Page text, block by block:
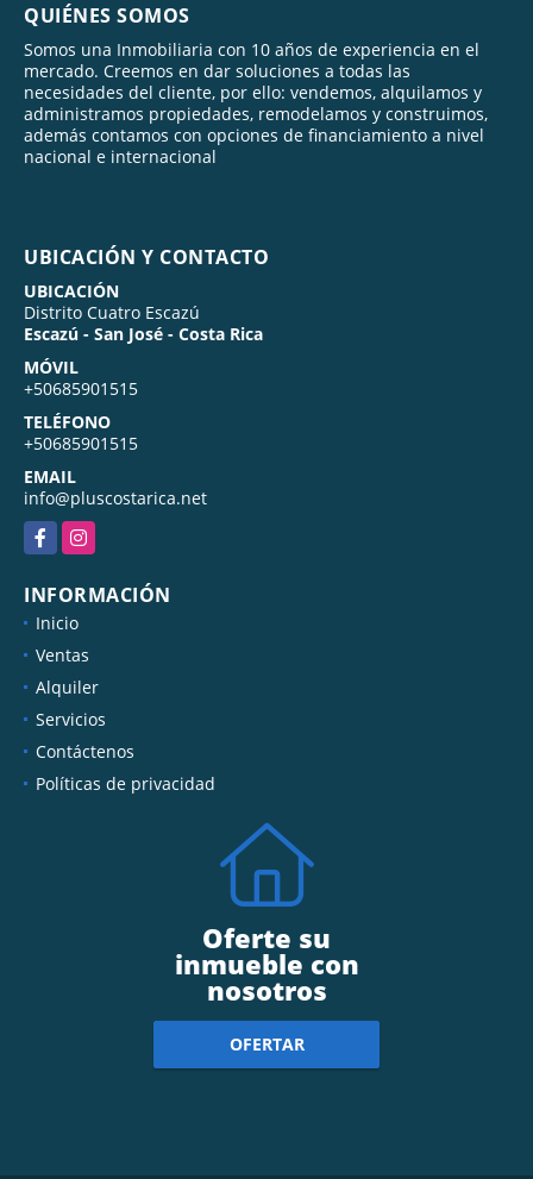
QUIÉNES SOMOS
Somos una Inmobiliaria con 10 años de experiencia en el
mercado. Creemos en dar soluciones a todas las
necesidades del cliente, por ello: vendemos, alquilamos y
administramos propiedades, remodelamos y construimos,
además contamos con opciones de financiamiento a nivel
nacional e internacional
UBICACIÓN Y CONTACTO
UBICACIÓN
Distrito Cuatro Escazú
Escazú - San José - Costa Rica
MÓVIL
+50685901515
TELÉFONO
+50685901515
EMAIL
info@pluscostarica.net
FacebookInstagram
INFORMACIÓN
Inicio
Ventas
Alquiler
Servicios
Contáctenos
Políticas de privacidad
Oferte su
inmueble con
nosotros
OFERTAR